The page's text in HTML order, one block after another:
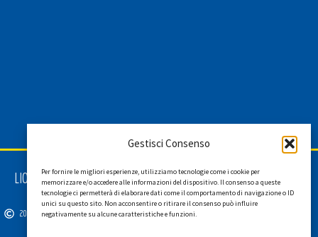
Gestisci Consenso
Per fornire le migliori esperienze, utilizziamo tecnologie come i cookie per
memorizzare e/o accedere alle informazioni del dispositivo. Il consenso a queste
tecnologie ci permetterà di elaborare dati come il comportamento di navigazione o ID
unici su questo sito. Non acconsentire o ritirare il consenso può influire
negativamente su alcune caratteristiche e funzioni.
LIONS INTERNATIONAL DISTRETTO 108 TA 3
C.F. 94038690270
2026 SGI LAB SRL